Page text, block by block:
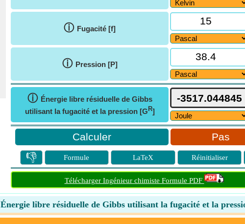
ⓘ Fugacité [f]
ⓘ Pression [P]
ⓘ Énergie libre résiduelle de Gibbs
utilisant la fugacité et la pression [G R]
Pas
👎 Formule LaTeX Réinitialiser
Télécharger Ingénieur chimiste Formule PDF
Énergie libre résiduelle de Gibbs utilisant la fugacité et la